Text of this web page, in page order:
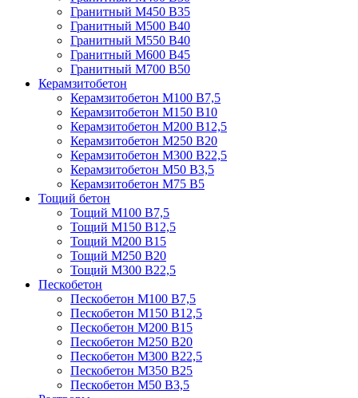
Гранитный М450 В35
Гранитный М500 В40
Гранитный М550 В40
Гранитный М600 В45
Гранитный М700 В50
Керамзитобетон
Керамзитобетон М100 В7,5
Керамзитобетон М150 В10
Керамзитобетон М200 В12,5
Керамзитобетон М250 В20
Керамзитобетон М300 В22,5
Керамзитобетон М50 В3,5
Керамзитобетон М75 В5
Тощий бетон
Тощий М100 В7,5
Тощий М150 В12,5
Тощий М200 В15
Тощий М250 В20
Тощий М300 В22,5
Пескобетон
Пескобетон М100 В7,5
Пескобетон М150 В12,5
Пескобетон М200 В15
Пескобетон М250 В20
Пескобетон М300 В22,5
Пескобетон М350 В25
Пескобетон М50 В3,5